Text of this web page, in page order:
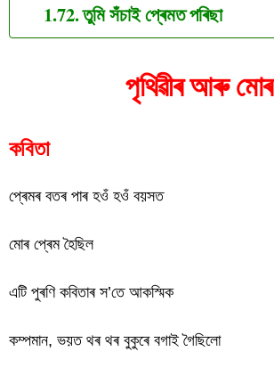
তুমি সঁচাই প্ৰেমত পৰিছা
পৃথিৱীৰ আৰু মোৰ
কবিতা
প্ৰেমৰ বতৰ পাৰ হওঁ হওঁ বয়সত
মোৰ প্ৰেম হৈছিল
এটি পুৰণি কবিতাৰ স’তে আকস্মিক
কম্পমান, ভয়ত থৰ থৰ বুকুৰে বগাই গৈছিলো